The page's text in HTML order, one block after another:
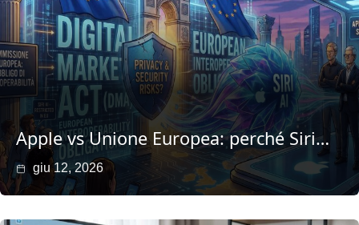
Apple vs Unione Europea: perché Siri…
giu 12, 2026